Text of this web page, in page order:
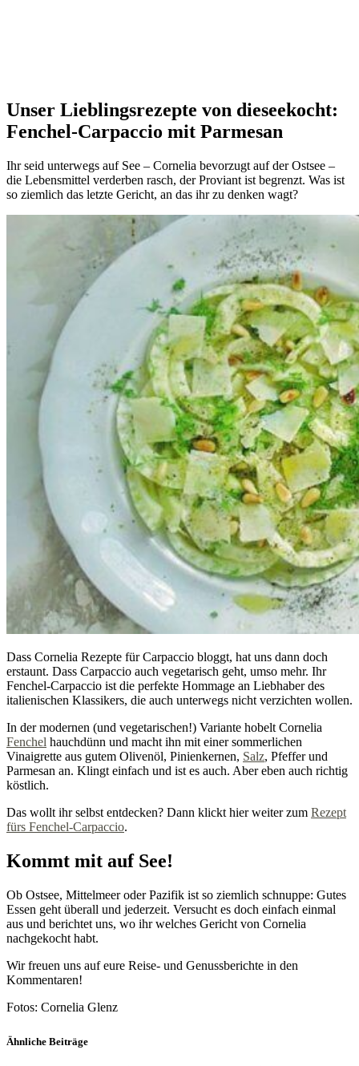
Unser Lieblingsrezepte von dieseekocht:
Fenchel-Carpaccio mit Parmesan
Ihr seid unterwegs auf See – Cornelia bevorzugt auf der Ostsee –
die Lebensmittel verderben rasch, der Proviant ist begrenzt. Was ist
so ziemlich das letzte Gericht, an das ihr zu denken wagt?
Dass Cornelia Rezepte für Carpaccio bloggt, hat uns dann doch
erstaunt. Dass Carpaccio auch vegetarisch geht, umso mehr. Ihr
Fenchel-Carpaccio ist die perfekte Hommage an Liebhaber des
italienischen Klassikers, die auch unterwegs nicht verzichten wollen.
In der modernen (und vegetarischen!) Variante hobelt Cornelia
Fenchel hauchdünn und macht ihn mit einer sommerlichen
Vinaigrette aus gutem Olivenöl, Pinienkernen, Salz, Pfeffer und
Parmesan an. Klingt einfach und ist es auch. Aber eben auch richtig
köstlich.
Das wollt ihr selbst entdecken? Dann klickt hier weiter zum Rezept
fürs Fenchel-Carpaccio.
Kommt mit auf See!
Ob Ostsee, Mittelmeer oder Pazifik ist so ziemlich schnuppe: Gutes
Essen geht überall und jederzeit. Versucht es doch einfach einmal
aus und berichtet uns, wo ihr welches Gericht von Cornelia
nachgekocht habt.
Wir freuen uns auf eure Reise- und Genussberichte in den
Kommentaren!
Fotos: Cornelia Glenz
Ähnliche Beiträge